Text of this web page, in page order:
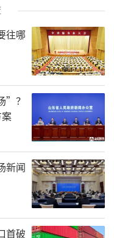
出席会议，商学
院、国际教育学
由青岛恒星科技
往哪
”？
新闻
首破